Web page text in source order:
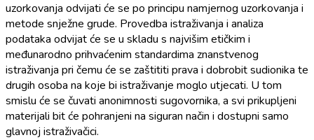
uzorkovanja odvijati će se po principu namjernog uzorkovanja i
metode snježne grude. Provedba istraživanja i analiza
podataka odvijat će se u skladu s najvišim etičkim i
međunarodno prihvaćenim standardima znanstvenog
istraživanja pri čemu će se zaštititi prava i dobrobit sudionika te
drugih osoba na koje bi istraživanje moglo utjecati. U tom
smislu će se čuvati anonimnosti sugovornika, a svi prikupljeni
materijali bit će pohranjeni na siguran način i dostupni samo
glavnoj istraživačici.